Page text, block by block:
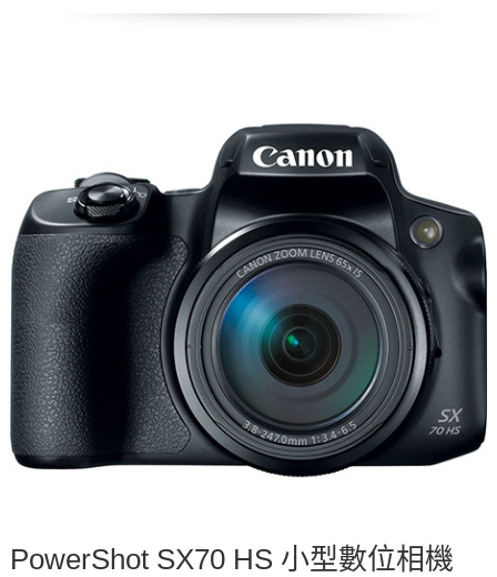
PowerShot SX70 HS 小型數位相機